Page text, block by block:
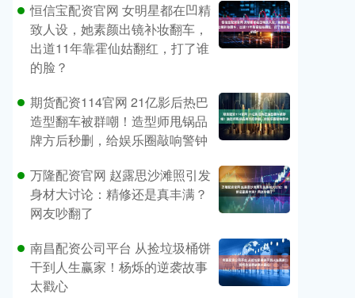
恒信宝配资官网 女明星都在凹精
致人设，她素颜出镜补妆翻车，
出道11年靠霍仙姑翻红，打了谁
的脸？
期货配资114官网 21亿影后热巴
造型翻车被群嘲！造型师甩锅品
牌方后秒删，给娱乐圈敲响警钟
万隆配资官网 赵露思沙滩照引发
身材大讨论：精修还是真丰满？
网友吵翻了
南昌配资公司平台 从捡垃圾桶饼
干到人生赢家！杨烁的逆袭故事
太戳心